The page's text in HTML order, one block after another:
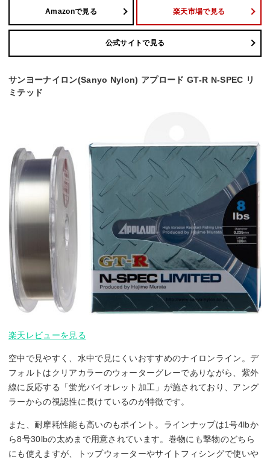
Amazonで見る 楽天市場で見る
公式サイトで見る
サンヨーナイロン(Sanyo Nylon) アプロード GT-R N-SPEC リ
ミテッド
楽天レビューを見る
空中で見やすく、水中で見にくいおすすめのナイロンライン。デ
フォルトはクリアカラーのウォーターグレーでありながら、紫外
線に反応する「蛍光バイオレット加工」が施されており、アング
ラーからの視認性に長けているのが特徴です。
また、耐摩耗性能も高いのもポイント。ラインナップは1号4lbか
ら8号30lbの太めまで用意されています。巻物にも撃物のどちら
にも使えますが、トップウォーターやサイトフィシングで使いや